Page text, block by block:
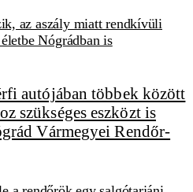
az aszály miatt rendkívüli
Nógrádban is